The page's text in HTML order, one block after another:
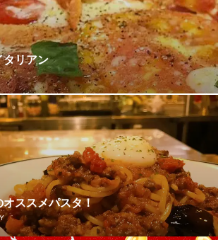
（ピッツェリア アメニータ）
アン
西鉄久留米駅 徒歩9分
10-1
タリアン
ど、家庭的なイタリア料理と本格エスプレ
るお店です。イタリアの食堂をモチーフにし
的なテラス席をご用意しております。
11分
397-10
ススメパスタ！